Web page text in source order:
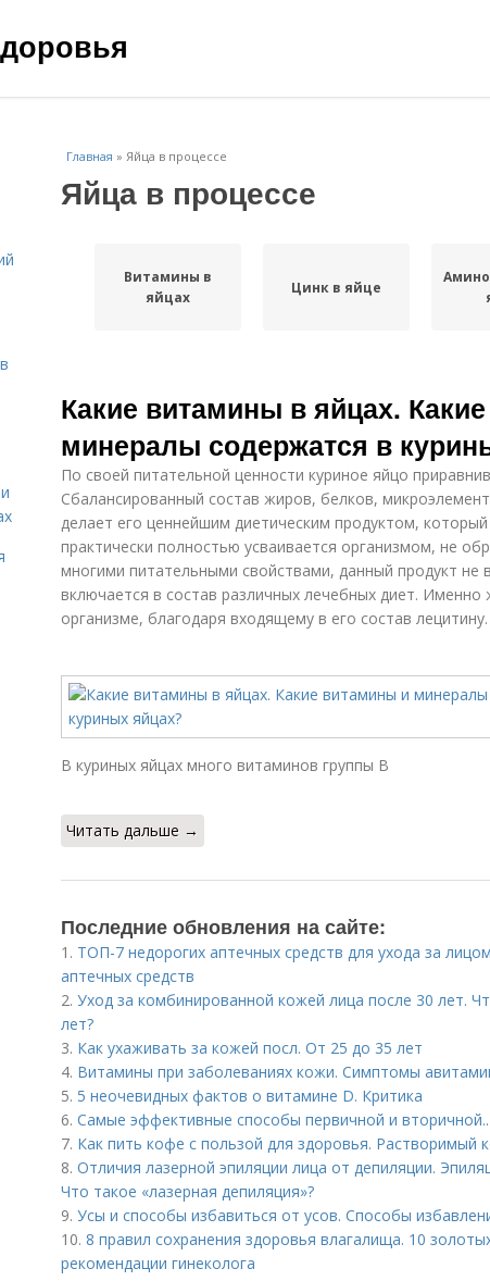
Главная » Яйца в процессе
Яйца в процессе
Витамины в
яйцах
Цинк в яйце
Какие витамины в яйцах.
минералы содержатся в
По своей питательной ценности куриное яйцо
Сбалансированный состав жиров, белков,
делает его ценнейшим диетическим продуктом,
практически полностью усваивается организмом, не
многими питательными свойствами, данный продукт не
включается в состав различных лечебных диет.
организме, благодаря входящему в его состав лецитину.
В куриных яйцах много витаминов группы В
Читать дальше →
Последние обновления на сайте:
1. ТОП-7 недорогих аптечных средств для ухода за
аптечных средств
2. Уход за комбинированной кожей лица после 30 лет.
лет?
3. Как ухаживать за кожей посл. От 25 до 35 лет
4. Витамины при заболеваниях кожи. Симптомы
5. 5 неочевидных фактов о витамине D. Критика
6. Самые эффективные способы первичной и
7. Как пить кофе с пользой для здоровья. Растворимый
8. Отличия лазерной эпиляции лица от депиляции.
Что такое «лазерная депиляция»?
9. Усы и способы избавиться от усов. Способы
10. 8 правил сохранения здоровья влагалища. 10
рекомендации гинеколога